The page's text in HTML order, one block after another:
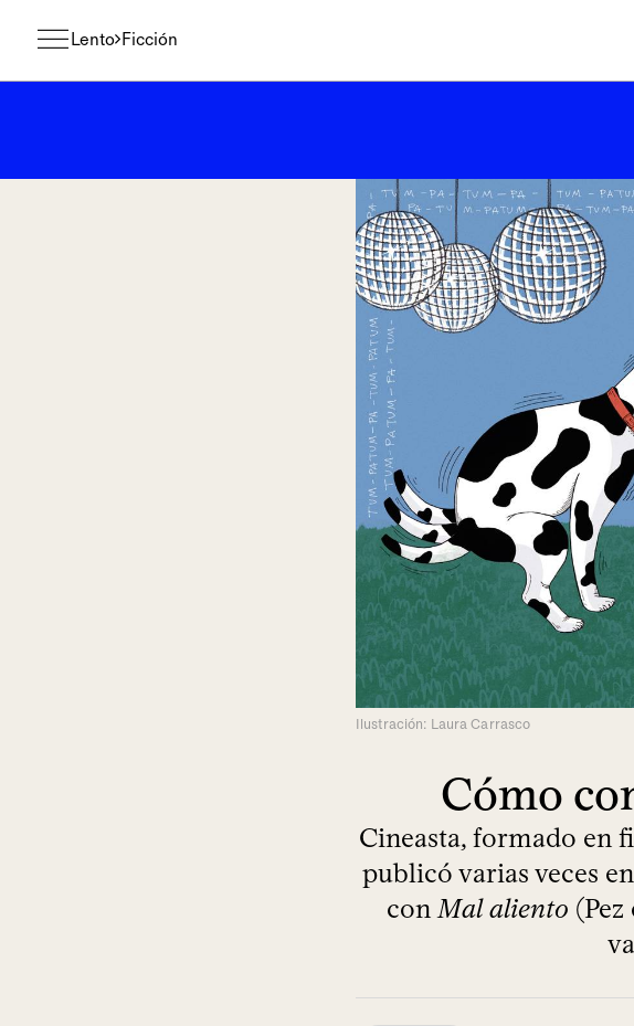
Lento Ficción
Ilustración: Laura Carrasco
Cómo
Cineasta, formado en
publicó varias veces
conMal aliento